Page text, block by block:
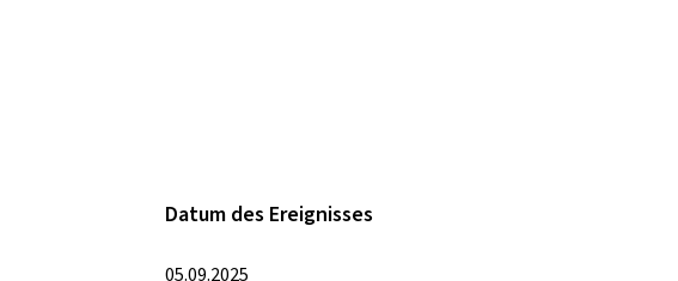
Datum des Ereignisses
05.09.2025